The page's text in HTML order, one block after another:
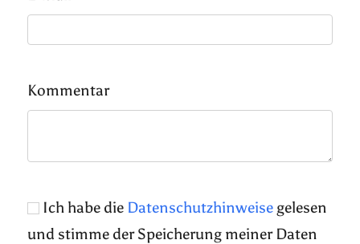
Kommentar
Ich habe die Datenschutzhinweise gelesen
und stimme der Speicherung meiner Daten